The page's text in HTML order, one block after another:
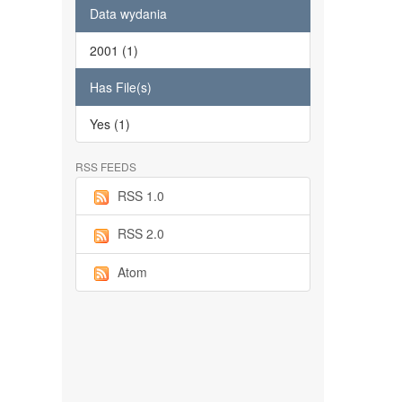
Data wydania
2001 (1)
Has File(s)
Yes (1)
RSS FEEDS
RSS 1.0
RSS 2.0
Atom